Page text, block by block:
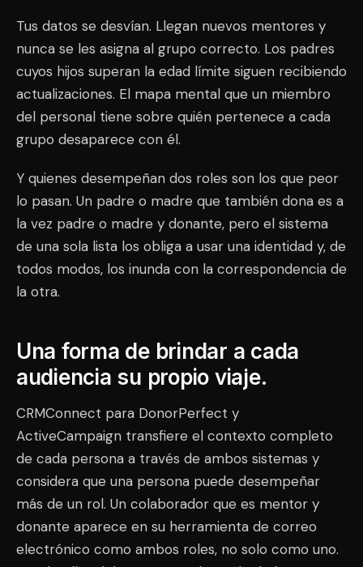
Tus datos se desvían. Llegan nuevos mentores y
nunca se les asigna al grupo correcto. Los padres
cuyos hijos superan la edad límite siguen recibiendo
actualizaciones. El mapa mental que un miembro
del personal tiene sobre quién pertenece a cada
grupo desaparece con él.
Y quienes desempeñan dos roles son los que peor
lo pasan. Un padre o madre que también dona es a
la vez padre o madre y donante, pero el sistema
de una sola lista los obliga a usar una identidad y, de
todos modos, los inunda con la correspondencia de
la otra.
Una forma de brindar a cada
audiencia su propio viaje.
CRMConnect para DonorPerfect y
ActiveCampaign transfiere el contexto completo
de cada persona a través de ambos sistemas y
considera que una persona puede desempeñar
más de un rol. Un colaborador que es mentor y
donante aparece en su herramienta de correo
electrónico como ambos roles, no solo como uno.